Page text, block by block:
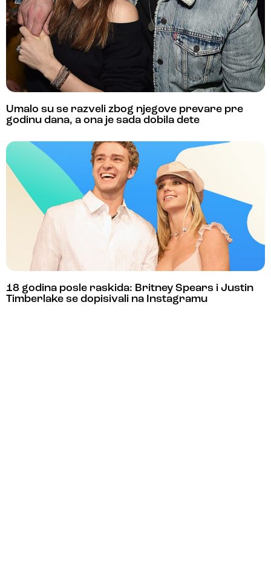
Umalo su se razveli zbog njegove prevare pre
godinu dana, a ona je sada dobila dete
18 godina posle raskida: Britney Spears i Justin
Timberlake se dopisivali na Instagramu